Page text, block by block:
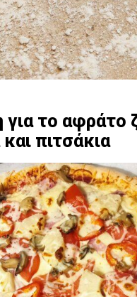
το αφράτο
πιτσάκια